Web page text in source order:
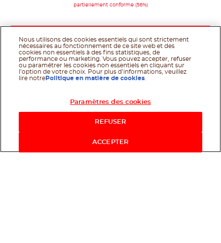
partiellement conforme (56%)
Nous utilisons des cookies essentiels qui sont strictement
nécessaires au fonctionnement de ce site web et des
cookies non essentiels à des fins statistiques, de
performance ou marketing. Vous pouvez accepter, refuser
ou paramétrer les cookies non essentiels en cliquant sur
l’option de votre choix. Pour plus d’informations, veuillez
lire notre Politique en matière de cookies
Paramètres des cookies
REFUSER
ACCEPTER